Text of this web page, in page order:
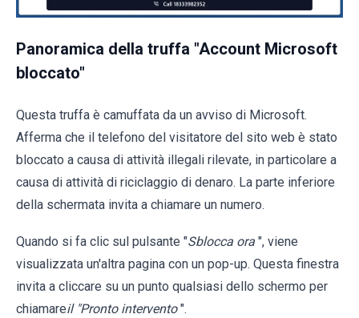
Panoramica della truffa "Account Microsoft
bloccato"
Questa truffa è camuffata da un avviso di Microsoft.
Afferma che il telefono del visitatore del sito web è stato
bloccato a causa di attività illegali rilevate, in particolare a
causa di attività di riciclaggio di denaro. La parte inferiore
della schermata invita a chiamare un numero.
Quando si fa clic sul pulsante "Sblocca ora ", viene
visualizzata un'altra pagina con un pop-up. Questa finestra
invita a cliccare su un punto qualsiasi dello schermo per
chiamareil "Pronto intervento ".